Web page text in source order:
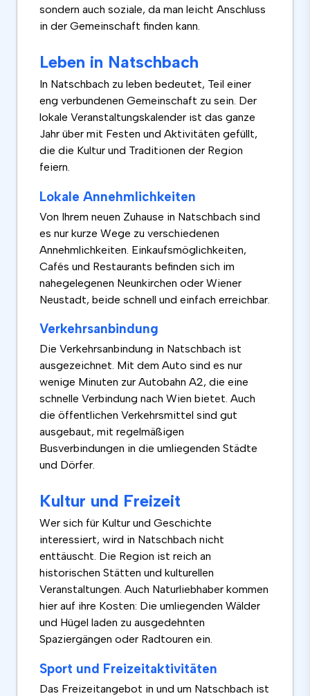
sondern auch soziale, da man leicht Anschluss
in der Gemeinschaft finden kann.
Leben in Natschbach
In Natschbach zu leben bedeutet, Teil einer
eng verbundenen Gemeinschaft zu sein. Der
lokale Veranstaltungskalender ist das ganze
Jahr über mit Festen und Aktivitäten gefüllt,
die die Kultur und Traditionen der Region
feiern.
Lokale Annehmlichkeiten
Von Ihrem neuen Zuhause in Natschbach sind
es nur kurze Wege zu verschiedenen
Annehmlichkeiten. Einkaufsmöglichkeiten,
Cafés und Restaurants befinden sich im
nahegelegenen Neunkirchen oder Wiener
Neustadt, beide schnell und einfach erreichbar.
Verkehrsanbindung
Die Verkehrsanbindung in Natschbach ist
ausgezeichnet. Mit dem Auto sind es nur
wenige Minuten zur Autobahn A2, die eine
schnelle Verbindung nach Wien bietet. Auch
die öffentlichen Verkehrsmittel sind gut
ausgebaut, mit regelmäßigen
Busverbindungen in die umliegenden Städte
und Dörfer.
Kultur und Freizeit
Wer sich für Kultur und Geschichte
interessiert, wird in Natschbach nicht
enttäuscht. Die Region ist reich an
historischen Stätten und kulturellen
Veranstaltungen. Auch Naturliebhaber kommen
hier auf ihre Kosten: Die umliegenden Wälder
und Hügel laden zu ausgedehnten
Spaziergängen oder Radtouren ein.
Sport und Freizeitaktivitäten
Das Freizeitangebot in und um Natschbach ist